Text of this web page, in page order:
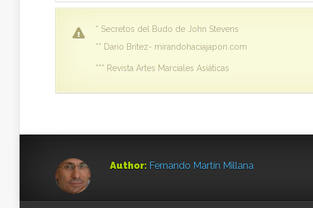
* Secretos del Budo de John Stevens
** Dario Britez- mirandohaciajapon.com
*** Revista Artes Marciales Asiáticas
Author: Fernando Martín Millana